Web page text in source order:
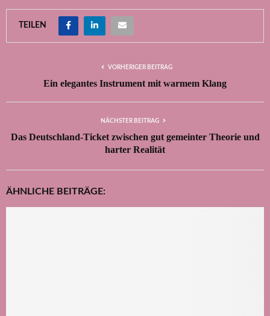
TEILEN
VORHERIGER BEITRAG
Ein elegantes Instrument mit warmem Klang
NÄCHSTER BEITRAG
Das Deutschland-Ticket zwischen gut gemeinter Theorie und
harter Realität
ÄHNLICHE BEITRÄGE: